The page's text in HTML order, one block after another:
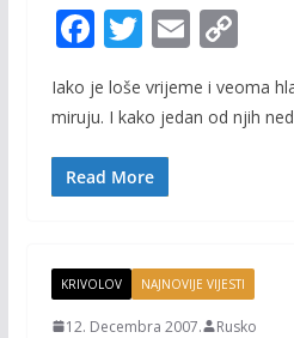
F
ac
e
b
o
k
T
itt
er
E
ai
C
p
y
k
Iako je loše vrijeme i veoma
miruju. I kako jedan od njih
Read More
KRIVOLOV NAJNOVIJE VIJESTI
12. Decembra 2007. Rusko